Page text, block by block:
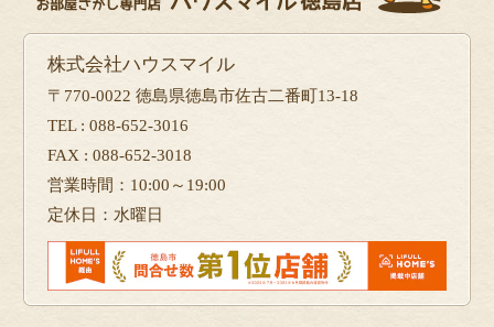
株式会社ハウスマイル
〒770-0022 徳島県徳島市佐古二番町13-18
TEL : 088-652-3016
FAX : 088-652-3018
営業時間：10:00～19:00
定休日：水曜日